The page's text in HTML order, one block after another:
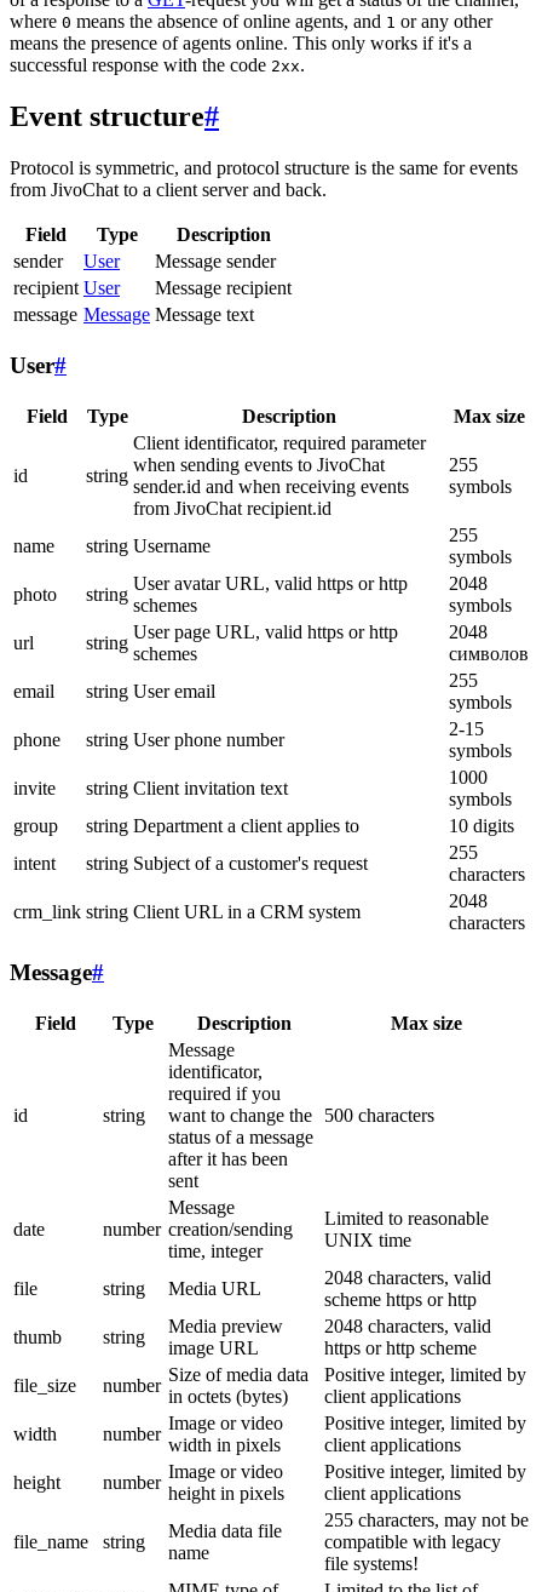
where 0 means the absence of online agents, and 1 or any other
means the presence of agents online. This only works if it's a
successful response with the code 2xx.
Event structure#
Protocol is symmetric, and protocol structure is the same for events
from JivoChat to a client server and back.
Field Type
Description
sender
User
Message sender
recipient User
Message recipient
message Message Message text
User#
Field Type Description Max size
id string
Client identificator, required parameter
when sending events to JivoChat
sender.id and when receiving events
from JivoChat recipient.id
255
symbols
name string Username
255
symbols
photo
string
User avatar URL, valid https or http
schemes
2048
symbols
url
string
User page URL, valid https or http
schemes
2048
символов
email
string User email
255
symbols
phone
string User phone number
2-15
symbols
invite
string Client invitation text
1000
symbols
group
string Department a client applies to
10 digits
intent
string Subject of a customer's request
255
characters
crm_link string Client URL in a CRM system
2048
characters
Message#
Field Type Description Max size
id string
Message
identificator,
required if you
want to change the
status of a message
after it has been
sent
500 characters
date number
Message
creation/sending
time, integer
Limited to reasonable
UNIX time
file string Media URL
2048 characters, valid
scheme https or http
thumb
string
Media preview
image URL
2048 characters, valid
https or http scheme
file_size
number
Size of media data
in octets (bytes)
Positive integer, limited by
client applications
width
number
Image or video
width in pixels
Positive integer, limited by
client applications
height
number
Image or video
height in pixels
Positive integer, limited by
client applications
file_name string
Media data file
name
255 characters, may not be
compatible with legacy
file systems!